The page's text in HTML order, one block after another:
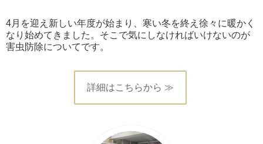
4月を迎え新しい年度が始まり、寒い冬を終え徐々に暖かく
なり始めてきました。そこで気にしなければいけないのが
害虫防除についてです。
詳細はこちらから ≫